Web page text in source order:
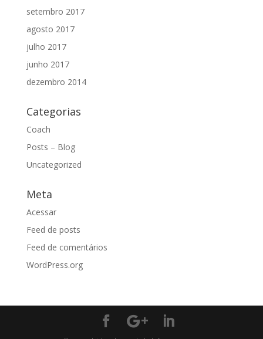
setembro 2017
agosto 2017
julho 2017
junho 2017
dezembro 2014
Categorias
Coach
Posts – Blog
Uncategorized
Meta
Acessar
Feed de posts
Feed de comentários
WordPress.org